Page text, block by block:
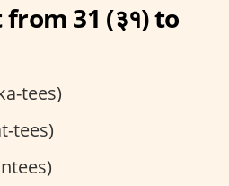
31 (३१) to
tees)
tees)